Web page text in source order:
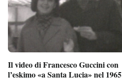
Il video di Francesco Guccini con
l’eskimo «a Santa Lucia» nel 1965